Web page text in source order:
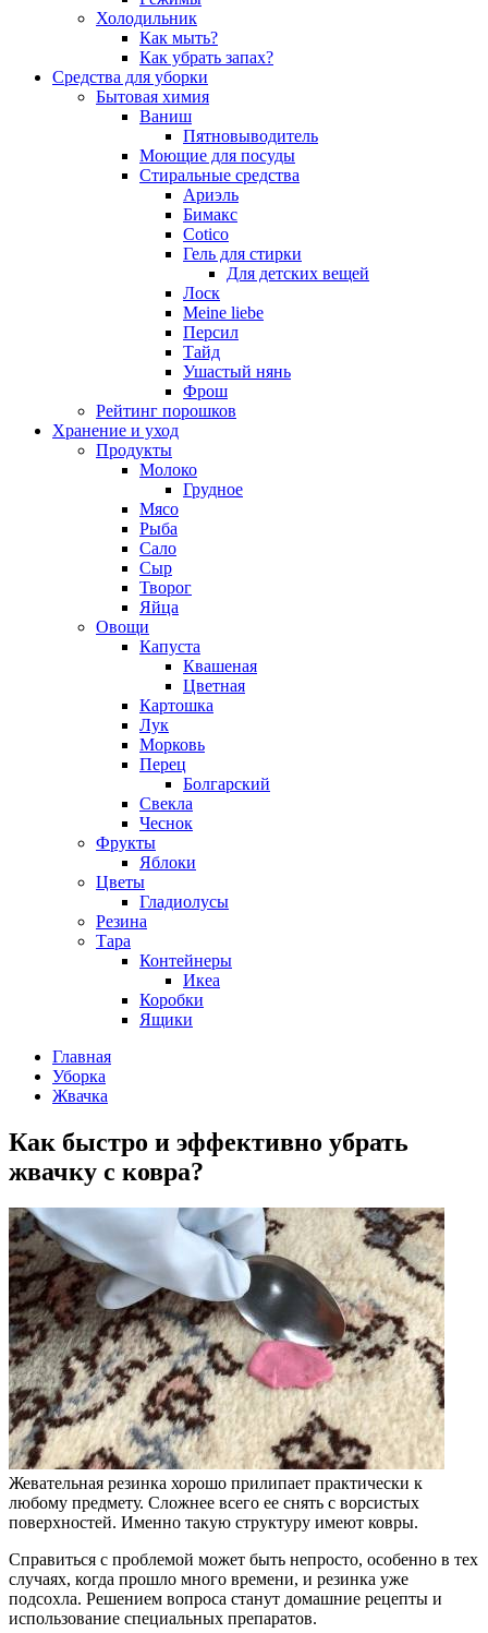
Холодильник
Как мыть?
Как убрать запах?
Средства для уборки
Бытовая химия
Ваниш
Пятновыводитель
Моющие для посуды
Стиральные средства
Ариэль
Бимакс
Cotico
Гель для стирки
Для детских вещей
Лоск
Meine liebe
Персил
Тайд
Ушастый нянь
Фрош
Рейтинг порошков
Хранение и уход
Продукты
Молоко
Грудное
Мясо
Рыба
Сало
Сыр
Творог
Яйца
Овощи
Капуста
Квашеная
Цветная
Картошка
Лук
Морковь
Перец
Болгарский
Свекла
Чеснок
Фрукты
Яблоки
Цветы
Гладиолусы
Резина
Тара
Контейнеры
Икеа
Коробки
Ящики
Главная
Уборка
Жвачка
Как быстро и эффективно убрать
жвачку с ковра?
Жевательная резинка хорошо прилипает практически к
любому предмету. Сложнее всего ее снять с ворсистых
поверхностей. Именно такую структуру имеют ковры.
Справиться с проблемой может быть непросто, особенно в тех
случаях, когда прошло много времени, и резинка уже
подсохла. Решением вопроса станут домашние рецепты и
использование специальных препаратов.